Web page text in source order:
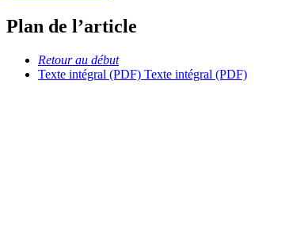
Plan de l’article
Retour au début
Texte intégral (PDF) Texte intégral (PDF)